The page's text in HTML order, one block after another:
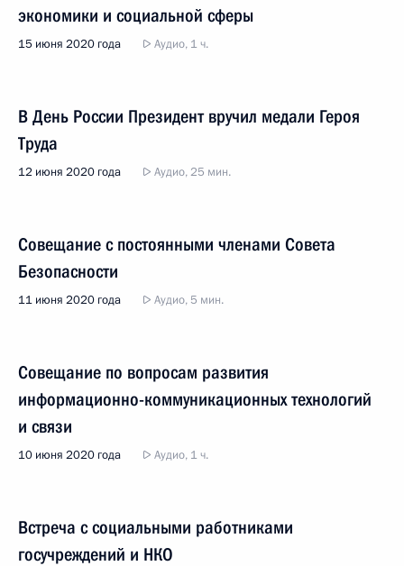
экономики и социальной сферы
15 июня 2020 года Аудио, 1 ч.
В День России Президент вручил медали Героя
Труда
12 июня 2020 года Аудио, 25 мин.
Совещание с постоянными членами Совета
Безопасности
11 июня 2020 года Аудио, 5 мин.
Совещание по вопросам развития
информационно-коммуникационных технологий
и связи
10 июня 2020 года Аудио, 1 ч.
Встреча с социальными работниками
госучреждений и НКО